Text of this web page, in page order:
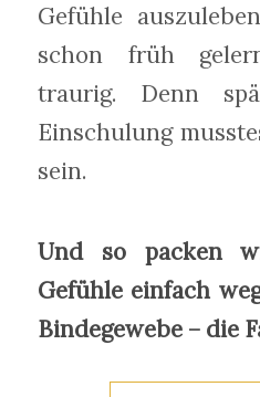
Gefühle
schon früh
traurig. Denn
Einschulung
sein.
Und so packen
Gefühle einfach
Bindegewebe – die